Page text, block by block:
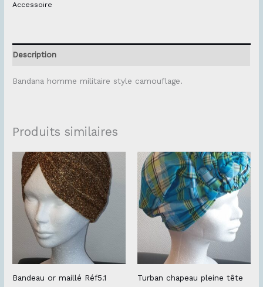
Accessoire
Description
Bandana homme militaire style camouflage.
Produits similaires
Bandeau or maillé Réf5.1
Turban chapeau pleine tête